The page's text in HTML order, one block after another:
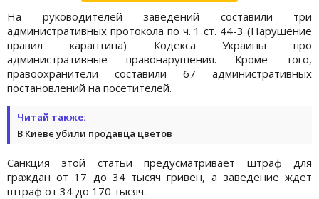
На руководителей заведений составили три
административных протокола по ч. 1 ст. 44-3 (Нарушение
правил карантина) Кодекса Украины про
административные правонарушения. Кроме того,
правоохранители составили 67 административных
постановлений на посетителей.
Читай также:
В Киеве убили продавца цветов
Санкция этой статьи предусматривает штраф для
граждан от 17 до 34 тысяч гривен, а заведение ждет
штраф от 34 до 170 тысяч.